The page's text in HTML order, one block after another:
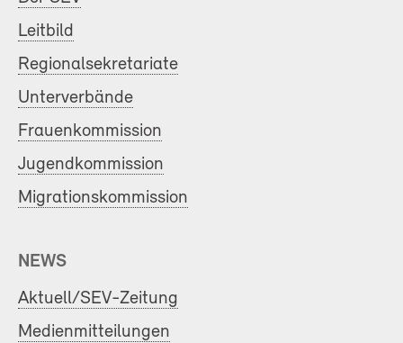
Leitbild
Regionalsekretariate
Unterverbände
Frauenkommission
Jugendkommission
Migrationskommission
NEWS
Aktuell/SEV-Zeitung
Medienmitteilungen